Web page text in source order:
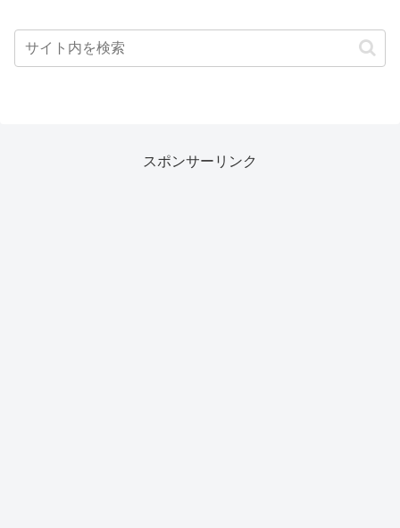
スポンサーリンク